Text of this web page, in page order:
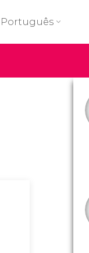
Português